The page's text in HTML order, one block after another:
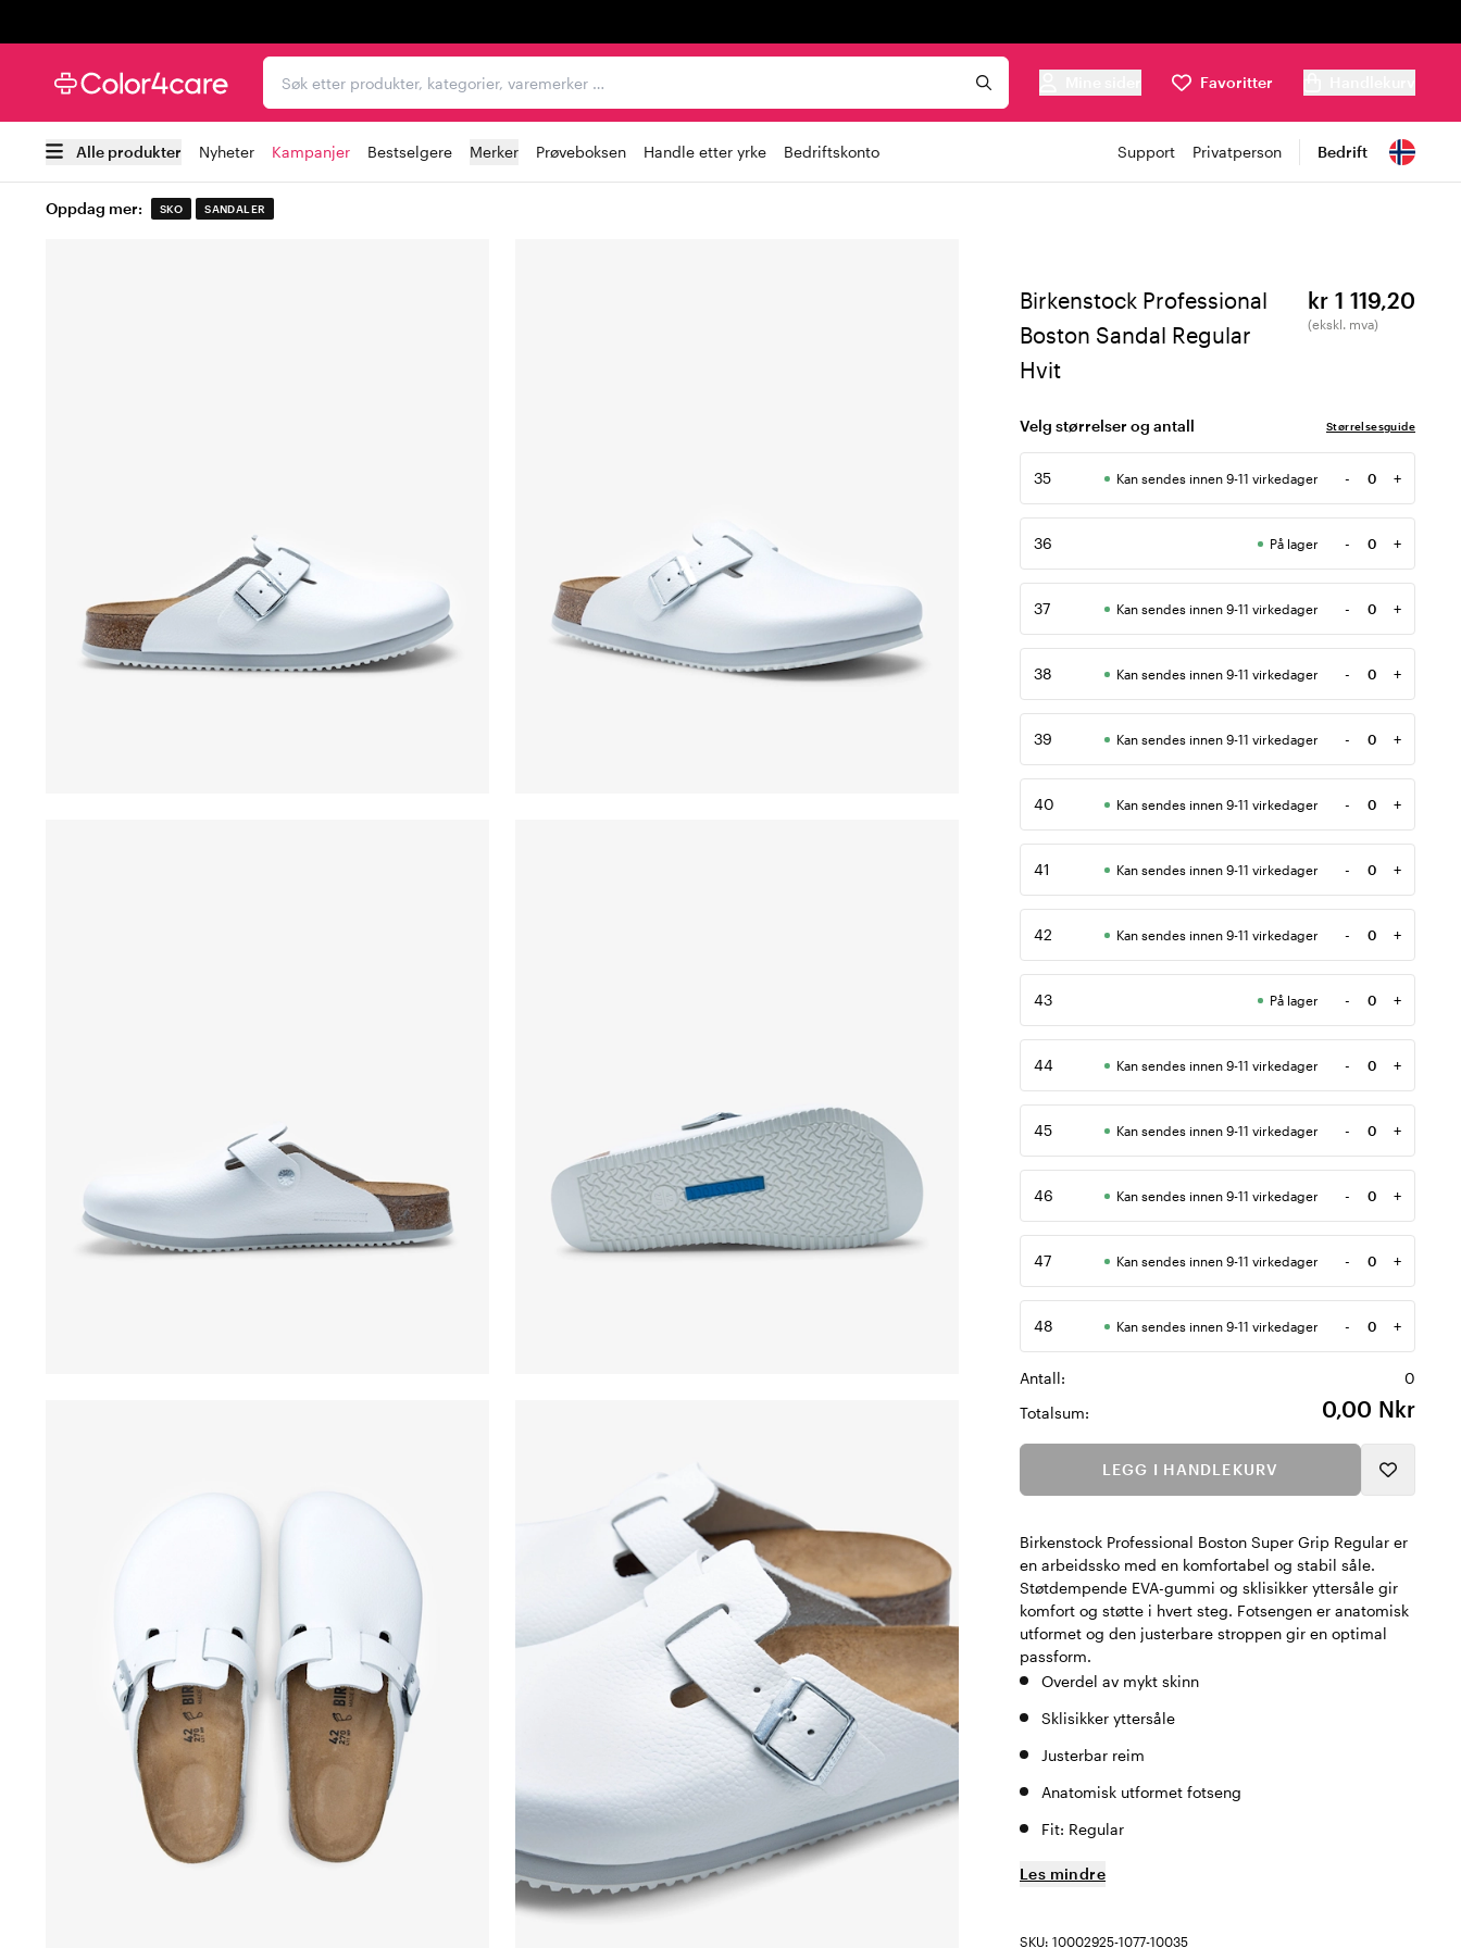
Søk etter produkter, kategorier, varemerker …
Favoritter
Alle produkter Nyheter Kampanjer Bestselgere Merker Prøveboksen Handle etter yrke Bedriftskonto Support Privatperson Bedrift
Oppdag mer: SKO SANDALER
Birkenstock Professional
Boston Sandal Regular
Hvit
kr 1 119,20
(ekskl. mva)
Velg størrelser og antall Størrelsesguide
35 Kan sendes innen 9-11 virkedager -
Antall
+
36 På lager -
Antall
+
37 Kan sendes innen 9-11 virkedager -
Antall
+
38 Kan sendes innen 9-11 virkedager -
Antall
+
39 Kan sendes innen 9-11 virkedager -
Antall
+
40 Kan sendes innen 9-11 virkedager -
Antall
+
41 Kan sendes innen 9-11 virkedager -
Antall
+
42 Kan sendes innen 9-11 virkedager -
Antall
+
43 På lager -
Antall
+
44 Kan sendes innen 9-11 virkedager -
Antall
+
45 Kan sendes innen 9-11 virkedager -
Antall
+
46 Kan sendes innen 9-11 virkedager -
Antall
+
47 Kan sendes innen 9-11 virkedager -
Antall
+
48 Kan sendes innen 9-11 virkedager -
Antall
+
Antall:
0
Totalsum:
0,00 Nkr
LEGG I HANDLEKURV
Birkenstock Professional Boston Super Grip Regular er
en arbeidssko med en komfortabel og stabil såle.
Støtdempende EVA-gummi og sklisikker yttersåle gir
komfort og støtte i hvert steg. Fotsengen er anatomisk
utformet og den justerbare stroppen gir en optimal
passform.
Overdel av mykt skinn
Sklisikker yttersåle
Justerbar reim
Anatomisk utformet fotseng
Fit: Regular
Les mindre
SKU: 10002925-1077-10035